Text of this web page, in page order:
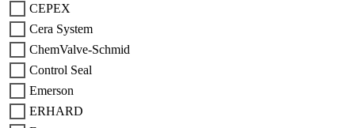
CEPEX
Cera System
ChemValve-Schmid
Control Seal
Emerson
ERHARD